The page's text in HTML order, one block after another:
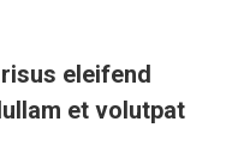
eleifend
et volutpat